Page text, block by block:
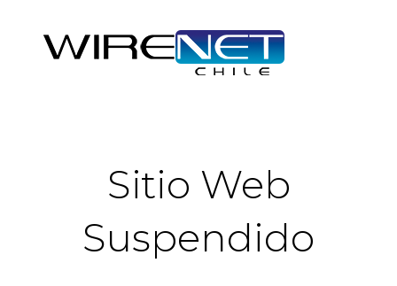
Sitio Web
Suspendido